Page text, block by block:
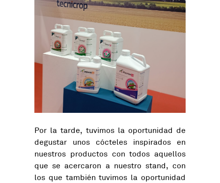
Por la tarde, tuvimos la oportunidad de
degustar unos cócteles inspirados en
nuestros productos con todos aquellos
que se acercaron a nuestro stand, con
los que también tuvimos la oportunidad